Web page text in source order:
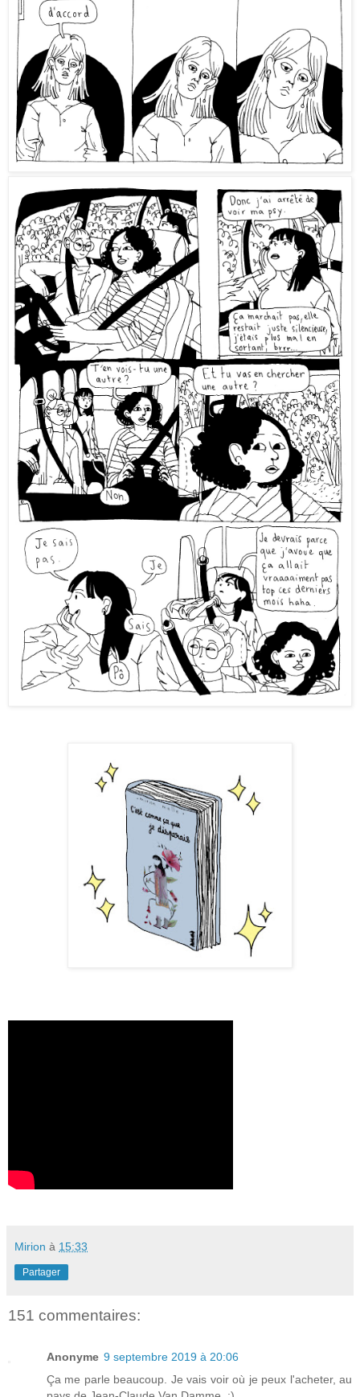
Mirion à 15:33
Partager
151 commentaires:
Anonyme 9 septembre 2019 à 20:06
Ça me parle beaucoup. Je vais voir où je peux l'acheter, au